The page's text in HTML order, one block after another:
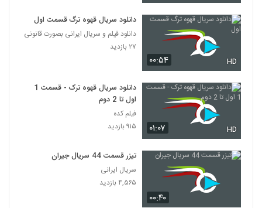
۰۰:۵۴ HD
دانلود سریال قهوه ترگ قسمت اول
دانلود فیلم و سریال ایرانی بصورت قانونی
۲۷ بازدید
۰۱:۰۷ HD
دانلود سریال قهوه ترک - قسمت 1
اول تا 2 دوم
فیلم کده
۹۱۵ بازدید
۰۰:۴۰
تیزر قسمت 44 سریال جیران
سریال ایرانی
۴,۵۶۵ بازدید